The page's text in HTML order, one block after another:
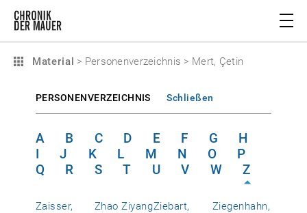
Material > Personenverzeichnis > Mert, Çetin
PERSONENVERZEICHNIS Schließen
A B C D E F G
H
I
J K L M N O
P
Q
R S T U V W Z
Zaisser,
Zhao ZiyangZiebart,
Ziegenhahn,